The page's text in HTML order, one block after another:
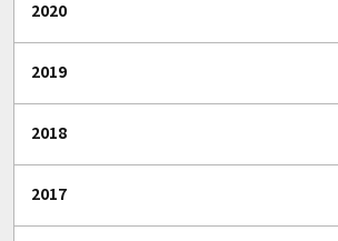
2020
2019
2018
2017